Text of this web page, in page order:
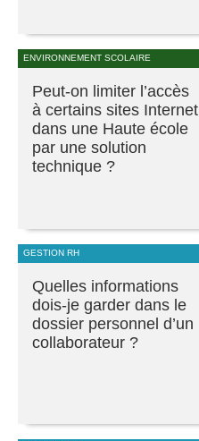
ENVIRONNEMENT SCOLAIRE
Peut-on limiter l’accès
à certains sites Internet
dans une Haute école
par une solution
technique ?
GESTION RH
Quelles informations
dois-je garder dans le
dossier personnel d’un
collaborateur ?